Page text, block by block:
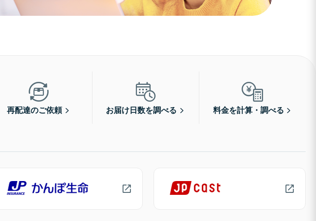
再配達のご依頼 お届け日数を調べる 料金を計算・調べる